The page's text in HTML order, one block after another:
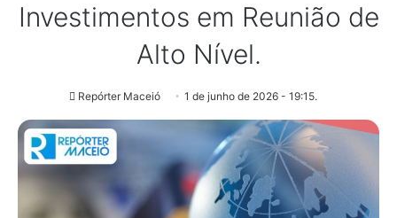
Investimentos em Reunião de
Alto Nível.
Repórter Maceió 1 de junho de 2026 - 19:15.